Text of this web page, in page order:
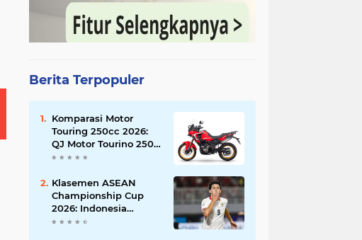
Berita Terpopuler
Komparasi Motor
Touring 250cc 2026:
QJ Motor Tourino 250
DX, Suzuki V-Strom
Versys-X 250?
Klasemen ASEAN
Championship Cup
2026: Indonesia
Menang 5-1, Mitchell